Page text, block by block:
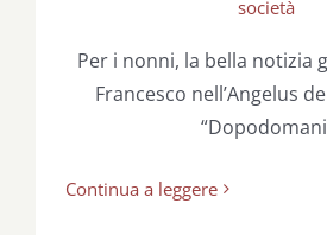
società
Per i nonni, la bella notizia
Francesco nell’Angelus
Continua a leggere